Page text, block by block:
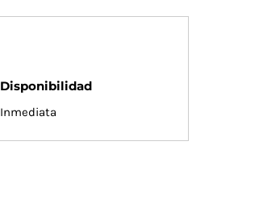
Disponibilidad
Inmediata